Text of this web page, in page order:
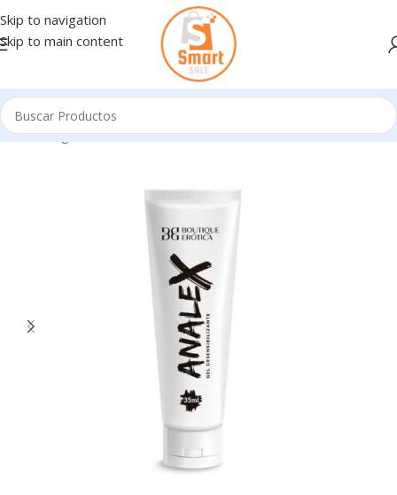
Skip to navigation
Skip to main content
Inicio/Ingresando